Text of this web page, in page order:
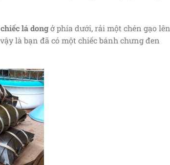
lá dongở phía dưới, rải một chén gạo lên
là bạn đã có một chiếc bánh chưng đen